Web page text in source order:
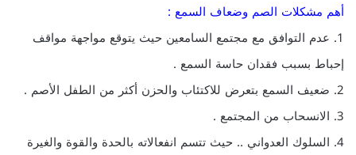
أهم مشكلات الصم وضعاف السمع :
1. عدم التوافق مع مجتمع السامعين حيث يتوقع مواجهة مواقف
إحباط بسبب فقدان حاسة السمع .
2. ضعيف السمع بتعرض للاكتئاب والحزن أكثر من الطفل الأصم .
3. الانسحاب من المجتمع .
4. السلوك العدواني .. حيث تتسم انفعالاته بالحدة والقوة والغيرة